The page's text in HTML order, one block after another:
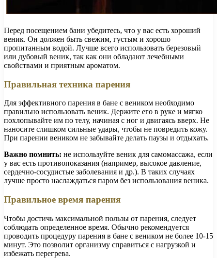
Перед посещением бани убедитесь, что у вас есть хороший
веник. Он должен быть свежим, густым и хорошо
пропитанным водой. Лучше всего использовать березовый
или дубовый веник, так как они обладают лечебными
свойствами и приятным ароматом.
Правильная техника парения
Для эффективного парения в бане с веником необходимо
правильно использовать веник. Держите его в руке и мягко
похлопывайте им по телу, начиная с ног и двигаясь вверх. Не
наносите слишком сильные удары, чтобы не повредить кожу.
При парении веником не забывайте делать паузы и отдыхать.
Важно помнить: не используйте веник для самомассажа, если
у вас есть противопоказания (например, высокое давление,
сердечно-сосудистые заболевания и др.). В таких случаях
лучше просто наслаждаться паром без использования веника.
Правильное время парения
Чтобы достичь максимальной пользы от парения, следует
соблюдать определенное время. Обычно рекомендуется
проводить процедуру парения в бане с веником не более 10-15
минут. Это позволит организму справиться с нагрузкой и
избежать перегрева.